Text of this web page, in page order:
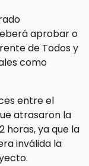
aprobar o
de Todos y
como
entre el
atrasaron la
horas, ya que la
inválida la